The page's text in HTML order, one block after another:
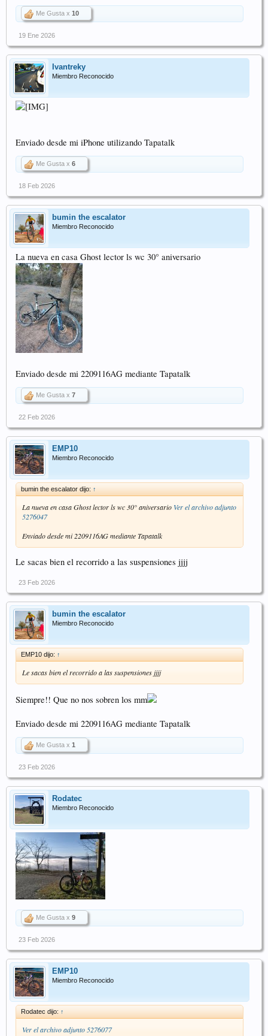
Me Gusta x 10
19 Ene 2026
Ivantreky
Miembro Reconocido
Enviado desde mi iPhone utilizando Tapatalk
Me Gusta x 6
18 Feb 2026
bumin the escalator
Miembro Reconocido
La nueva en casa Ghost lector ls wc 30° aniversario
Enviado desde mi 2209116AG mediante Tapatalk
Me Gusta x 7
22 Feb 2026
EMP10
Miembro Reconocido
bumin the escalator dijo: ↑
La nueva en casa Ghost lector ls wc 30° aniversario Ver el archivo adjunto
5276047
Enviado desde mi 2209116AG mediante Tapatalk
Le sacas bien el recorrido a las suspensiones jjjj
23 Feb 2026
bumin the escalator
Miembro Reconocido
EMP10 dijo: ↑
Le sacas bien el recorrido a las suspensiones jjjj
Siempre!! Que no nos sobren los mm
Enviado desde mi 2209116AG mediante Tapatalk
Me Gusta x 1
23 Feb 2026
Rodatec
Miembro Reconocido
Me Gusta x 9
23 Feb 2026
EMP10
Miembro Reconocido
Rodatec dijo: ↑
Ver el archivo adjunto 5276077